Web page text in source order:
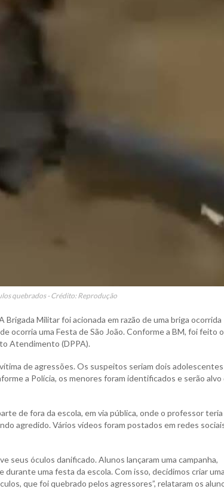
quebrados - Crédito: Reprodução
Militar foi acionada em razão de uma briga ocorrida
ocorria uma Festa de São João. Conforme a BM, foi feito o
Atendimento (DPPA).
de agressões. Os suspeitos seriam dois adolescentes
a Polícia, os menores foram identificados e serão alvo
de fora da escola, em via pública, onde o professor teria
agredido. Vários vídeos foram postados em redes
óculos danificado. Alunos lançaram uma campanha,
uma festa da escola. Com isso, decidimos criar uma
que foi quebrado pelos agressores”, relataram os